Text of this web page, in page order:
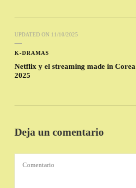
UPDATED ON 11/10/2025
K-DRAMAS
Netflix y el streaming made in Corea
2025
Deja un comentario